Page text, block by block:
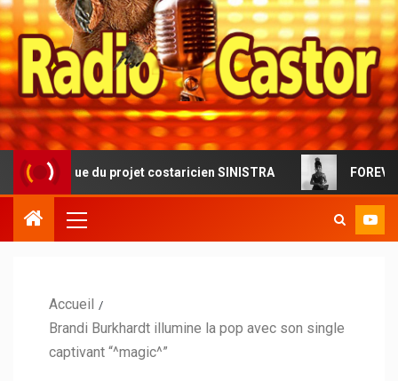
du projet costaricien SINISTRA FOREVERMORE : la
Accueil
Brandi Burkhardt illumine la pop avec son single
captivant “^magic^”